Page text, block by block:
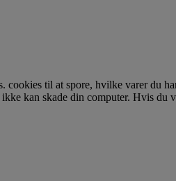
cookies til at spore, hvilke varer du
kan skade din computer. Hvis du